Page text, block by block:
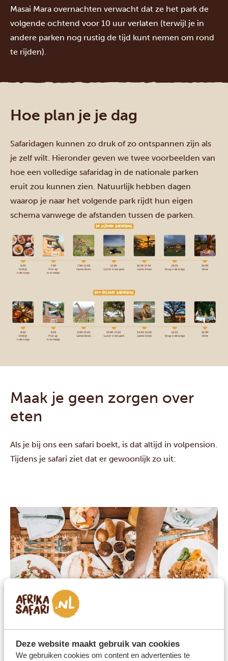
Deze website maakt gebruik van cookies
We gebruiken cookies om content en advertenties te
Masai Mara overnachten verwacht dat ze het park de
volgende ochtend voor 10 uur verlaten (terwijl je in
andere parken nog rustig de tijd kunt nemen om rond
te rijden).
Hoe plan je je dag
Safaridagen kunnen zo druk of zo ontspannen zijn als
je zelf wilt. Hieronder geven we twee voorbeelden van
hoe een volledige safaridag in de nationale parken
eruit zou kunnen zien. Natuurlijk hebben dagen
waarop je naar het volgende park rijdt hun eigen
schema vanwege de afstanden tussen de parken.
Maak je geen zorgen over
eten
Als je bij ons een safari boekt, is dat altijd in volpension.
Tijdens je safari ziet dat er gewoonlijk zo uit:
Ontbijt